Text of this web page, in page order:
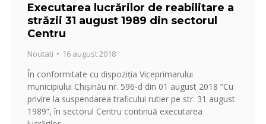
Executarea lucrărilor de reabilitare a
străzii 31 august 1989 din sectorul
Centru
Noutati 16 august 2018
În conformitate cu dispoziția Viceprimarului
municipiului Chișinău nr. 596-d din 01 august 2018 ”Cu
privire la suspendarea traficului rutier pe str. 31 august
1989”, în sectorul Centru continuă executarea